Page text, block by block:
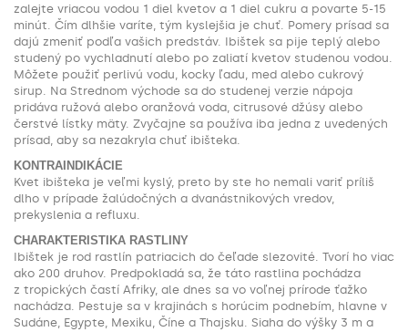
zalejte vriacou vodou 1 diel kvetov a 1 diel cukru a povarte 5-15
minút. Čím dlhšie varíte, tým kyslejšia je chuť. Pomery prísad sa
dajú zmeniť podľa vašich predstáv. Ibištek sa pije teplý alebo
studený po vychladnutí alebo po zaliatí kvetov studenou vodou.
Môžete použiť perlivú vodu, kocky ľadu, med alebo cukrový
sirup. Na Strednom východe sa do studenej verzie nápoja
pridáva ružová alebo oranžová voda, citrusové džúsy alebo
čerstvé lístky mäty. Zvyčajne sa používa iba jedna z uvedených
prísad, aby sa nezakryla chuť ibišteka.
KONTRAINDIKÁCIE
Kvet ibišteka je veľmi kyslý, preto by ste ho nemali variť príliš
dlho v prípade žalúdočných a dvanástnikových vredov,
prekyslenia a refluxu.
CHARAKTERISTIKA RASTLINY
Ibištek je rod rastlín patriacich do čeľade slezovité. Tvorí ho viac
ako 200 druhov. Predpokladá sa, že táto rastlina pochádza
z tropických častí Afriky, ale dnes sa vo voľnej prírode ťažko
nachádza. Pestuje sa v krajinách s horúcim podnebím, hlavne v
Sudáne, Egypte, Mexiku, Číne a Thajsku. Siaha do výšky 3 m a